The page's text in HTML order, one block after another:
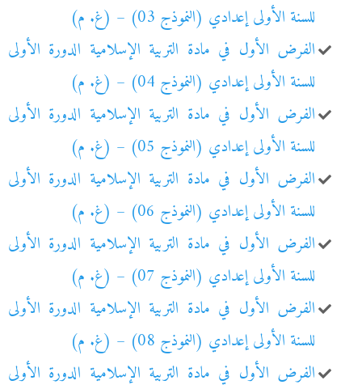
للسنة الأولى إعدادي (النموذج 03) – (غ. م)
الفرض الأول في مادة التربية الإسلامية الدورة الأولى
للسنة الأولى إعدادي (النموذج 04) – (غ. م)
الفرض الأول في مادة التربية الإسلامية الدورة الأولى
للسنة الأولى إعدادي (النموذج 05) – (غ. م)
الفرض الأول في مادة التربية الإسلامية الدورة الأولى
للسنة الأولى إعدادي (النموذج 06) – (غ. م)
الفرض الأول في مادة التربية الإسلامية الدورة الأولى
للسنة الأولى إعدادي (النموذج 07) – (غ. م)
الفرض الأول في مادة التربية الإسلامية الدورة الأولى
للسنة الأولى إعدادي (النموذج 08) – (غ. م)
الفرض الأول في مادة التربية الإسلامية الدورة الأولى